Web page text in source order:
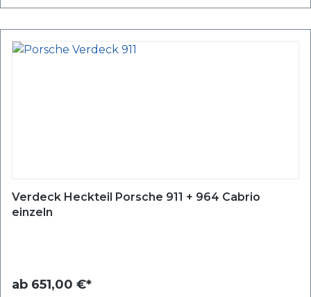
Verdeck Heckteil Porsche 911 + 964 Cabrio
einzeln
ab 651,00 €*